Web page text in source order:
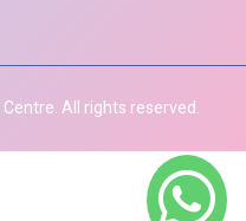
All rights reserved.